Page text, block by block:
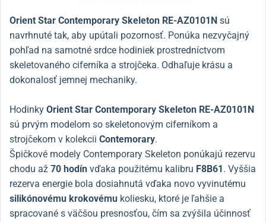
Orient Star Contemporary Skeleton RE-AZ0101N sú
navrhnuté tak, aby upútali pozornosť. Ponúka nezvyčajný
pohľad na samotné srdce hodiniek prostredníctvom
skeletovaného ciferníka a strojčeka. Odhaľuje krásu a
dokonalosť jemnej mechaniky.
Hodinky Orient Star Contemporary Skeleton RE-AZ0101N
sú prvým modelom so skeletonovým ciferníkom a
strojčekom v kolekcii Contemorary.
Špičkové modely Contemporary Skeleton ponúkajú rezervu
chodu až 70 hodín vďaka použitému kalibru F8B61. Vyššia
rezerva energie bola dosiahnutá vďaka novo vyvinutému
silikónovému krokovému koliesku, ktoré je ľahšie a
spracované s väčšou presnosťou, čím sa zvýšila účinnosť